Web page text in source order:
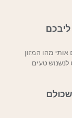
מהו המזון
לנשנוש טעים
שכולם